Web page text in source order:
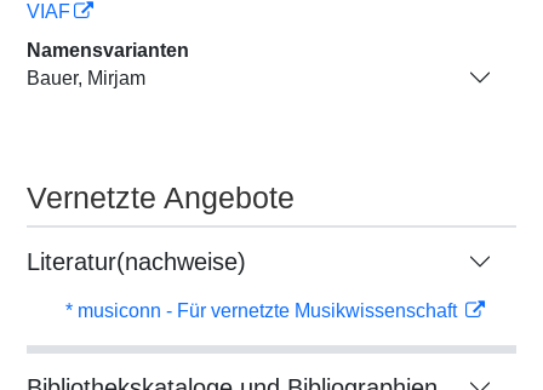
VIAF
Namensvarianten
Bauer, Mirjam
Vernetzte Angebote
Literatur(nachweise)
* musiconn - Für vernetzte Musikwissenschaft